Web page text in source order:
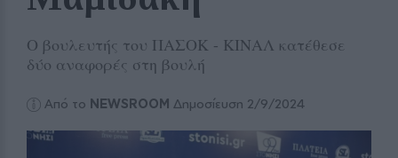
Ο βουλευτής του ΠΑΣΟΚ - ΚΙΝΑΛ κατέθεσε
δύο αναφορές στη βουλή
Από το NEWSROOM Δημοσίευση 2/9/2024